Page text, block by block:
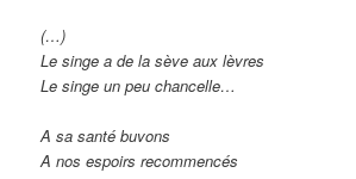
(…)
Le singe a de la sève aux lèvres
Le singe un peu chancelle…
A sa santé buvons
A nos espoirs recommencés